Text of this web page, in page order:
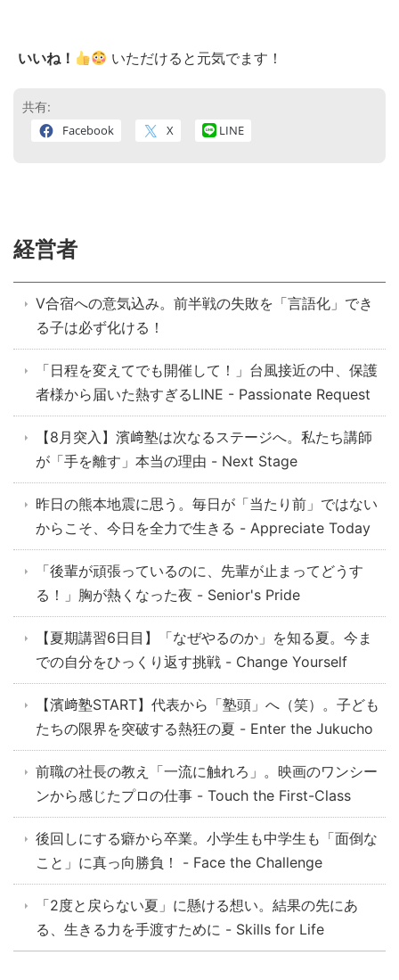
いいね！ いただけると元気でます！
共有:
Facebook X LINE
経営者
V合宿への意気込み。前半戦の失敗を「言語化」でき
る子は必ず化ける！
「日程を変えてでも開催して！」台風接近の中、保護
者様から届いた熱すぎるLINE - Passionate Request
【8月突入】濱﨑塾は次なるステージへ。私たち講師
が「手を離す」本当の理由 - Next Stage
昨日の熊本地震に思う。毎日が「当たり前」ではない
からこそ、今日を全力で生きる - Appreciate Today
「後輩が頑張っているのに、先輩が止まってどうす
る！」胸が熱くなった夜 - Senior's Pride
【夏期講習6日目】「なぜやるのか」を知る夏。今ま
での自分をひっくり返す挑戦 - Change Yourself
【濱﨑塾START】代表から「塾頭」へ（笑）。子ども
たちの限界を突破する熱狂の夏 - Enter the Jukucho
前職の社長の教え「一流に触れろ」。映画のワンシー
ンから感じたプロの仕事 - Touch the First-Class
後回しにする癖から卒業。小学生も中学生も「面倒な
こと」に真っ向勝負！ - Face the Challenge
「2度と戻らない夏」に懸ける想い。結果の先にあ
る、生きる力を手渡すために - Skills for Life